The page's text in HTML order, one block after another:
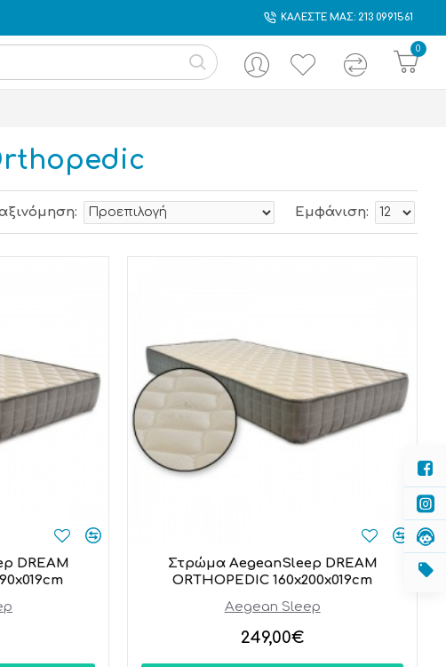
ΚΑΛΕΣΤΕ ΜΑΣ: 213 0991561
0
Εμφάνιση:
DREAM
Aegean Sleep
Στρώμα AegeanSleep DREAM
ORTHOPEDIC 160x200x019cm
249,00€